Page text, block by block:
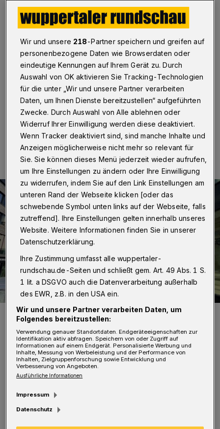
Wuppertal / Düsseldorf· Die Allgemeinverfügung der
Stadt Wuppertal vom 4. November 2020, mit der diese
für die Fußgängerzonen der Stadtteile Barmen und
Elberfeld sowie auf dem Wall in der Zeit von 7 bis 20
Uhr anordnet, ist rechtmäßig. Das hat die 29. Kammer
des Verwaltungsgerichts Düsseldorf entschieden. Sie
lehnte damit den Antrag einer Wuppertaler Bürgerin im
Eilverfahren ab.
20.11.2020 , 12:22 Uhr Eine Minute Lesezeit
Die entsprechenden Hinweisschilder.
Foto: Wuppertaler Rundschau/Roderich Trapp
I
angeordneten Maskenpflicht handele es
sich auf Grund des beschränkten räumlichen
Wir und unsere 218-Partner speichern und greifen auf
personenbezogene Daten wie Browserdaten oder
eindeutige Kennungen auf Ihrem Gerät zu. Durch
Auswahl von OK aktivieren Sie Tracking-Technologien
für die unter „Wir und unsere Partner verarbeiten
Daten, um Ihnen Dienste bereitzustellen“ aufgeführten
Zwecke. Durch Auswahl von Alle ablehnen oder
Widerruf Ihrer Einwilligung werden diese deaktiviert.
Wenn Tracker deaktiviert sind, sind manche Inhalte und
Anzeigen möglicherweise nicht mehr so relevant für
Sie. Sie können dieses Menü jederzeit wieder aufrufen,
um Ihre Einstellungen zu ändern oder Ihre Einwilligung
zu widerrufen, indem Sie auf den Link Einstellungen am
unteren Rand der Webseite klicken [oder das
schwebende Symbol unten links auf der Webseite, falls
zutreffend]. Ihre Einstellungen gelten innerhalb unseres
Website. Weitere Informationen finden Sie in unserer
Datenschutzerklärung.
Ihre Zustimmung umfasst alle wuppertaler-
rundschau.de-Seiten und schließt gem. Art. 49 Abs. 1 S.
1 lit. a DSGVO auch die Datenverarbeitung außerhalb
des EWR, z.B. in den USA ein.
Wir und unsere Partner verarbeiten Daten, um
Folgendes bereitzustellen:
Verwendung genauer Standortdaten. Endgeräteeigenschaften zur
Identifikation aktiv abfragen. Speichern von oder Zugriff auf
Informationen auf einem Endgerät. Personalisierte Werbung und
Inhalte, Messung von Werbeleistung und der Performance von
Inhalten, Zielgruppenforschung sowie Entwicklung und
Verbesserung von Angeboten.
Ausführliche Informationen
Impressum
Datenschutz